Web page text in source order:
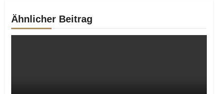
Ähnlicher Beitrag